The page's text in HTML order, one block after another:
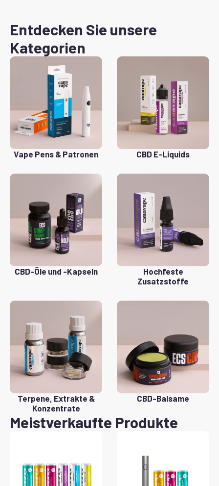
Entdecken Sie unsere
Kategorien
Vape Pens & Patronen CBD E-Liquids
CBD-Öle und -Kapseln
Hochfeste
Zusatzstoffe
Terpene, Extrakte &
Konzentrate
CBD-Balsame
Meistverkaufte Produkte